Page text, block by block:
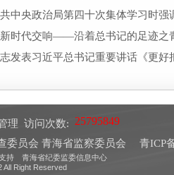
中央政治局第四十次集体学习时
时代交响——沿着总书记的足迹之
志发表习近平总书记重要讲话《更
理 访问次数:
委员会 青海省监察委员会
青ICP
持 青海省纪委监委信息中心
All Right Reserved